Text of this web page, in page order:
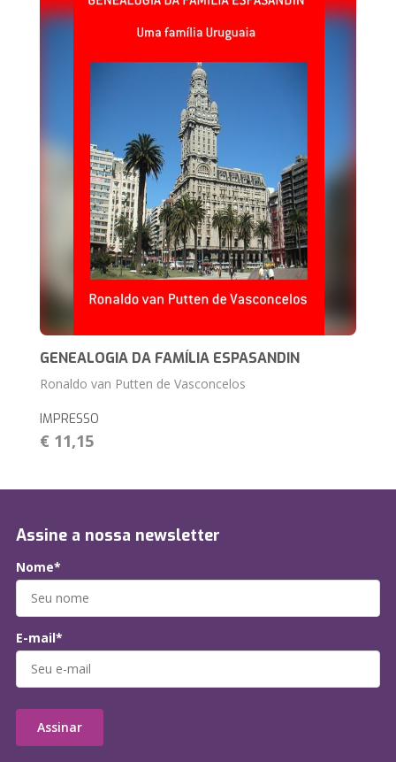
GENEALOGIA DA FAMÍLIA ESPASANDIN
Ronaldo van Putten de Vasconcelos
IMPRESSO
€ 11,15
Assine a nossa newsletter
Nome*
E-mail*
Assinar